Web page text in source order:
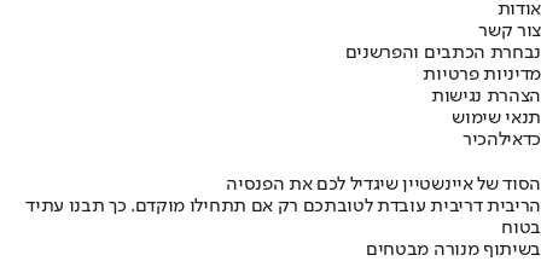
אודות
צור קשר
נבחרת הכתבים והפרשנים
מדיניות פרטיות
הצהרת נגישות
תנאי שימוש
כדאילהכיר
הסוד של איינשטיין שיגדיל לכם את הפנסיה
הריבית דריבית עובדת לטובתכם רק אם תתחילו מוקדם. כך תבנו עתיד
בטוח
בשיתוף מנורה מבטחים